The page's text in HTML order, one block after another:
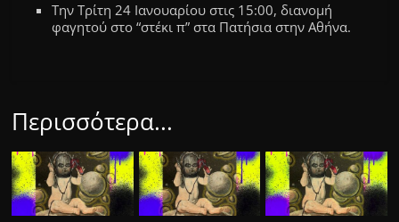
Την Τρίτη 24 Ιανουαρίου στις 15:00, διανομή
φαγητού στο “στέκι π” στα Πατήσια στην Αθήνα.
Περισσότερα...